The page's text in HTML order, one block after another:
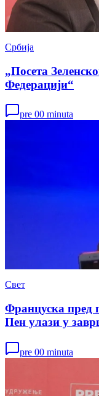
Србија
„Посета
Федерацији“
pre 00 minuta
Свет
Француска пред
Пен улази у
pre 00 minuta